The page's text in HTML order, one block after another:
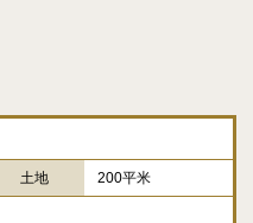
土地 200平米